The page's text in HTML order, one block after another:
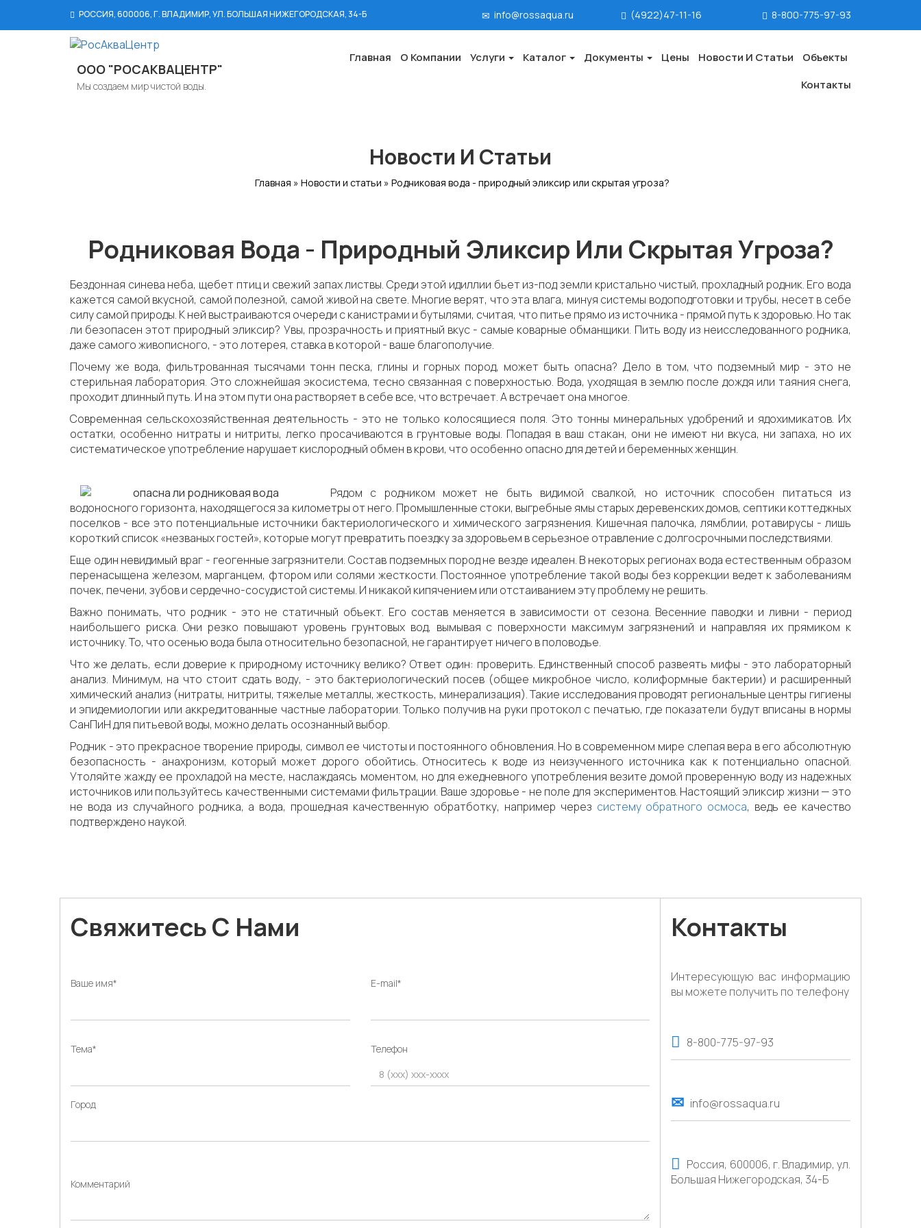
РОССИЯ, 600006, Г. ВЛАДИМИР, УЛ. БОЛЬШАЯ НИЖЕГОРОДСКАЯ, 34-Б info@rossaqua.ru (4922)47-11-16 8-800-775-97-93
ООО "РОСАКВАЦЕНТР"
Мы создаем мир чистой воды.
Главная О Компании Услуги Каталог Документы Цены Новости И Статьи
Объекты
Контакты
Новости И Статьи
Главная » Новости и статьи » Родниковая вода - природный эликсир или скрытая угроза?
Родниковая Вода - Природный Эликсир Или Скрытая Угроза?
Бездонная синева неба, щебет птиц и свежий запах листвы. Среди этой идиллии бьет из-под земли кристально чистый, прохладный родник. Его вода
кажется самой вкусной, самой полезной, самой живой на свете. Многие верят, что эта влага, минуя системы водоподготовки и трубы, несет в себе
силу самой природы. К ней выстраиваются очереди с канистрами и бутылями, считая, что питье прямо из источника - прямой путь к здоровью. Но так
ли безопасен этот природный эликсир? Увы, прозрачность и приятный вкус - самые коварные обманщики. Пить воду из неисследованного родника,
даже самого живописного, - это лотерея, ставка в которой - ваше благополучие.
Почему же вода, фильтрованная тысячами тонн песка, глины и горных пород, может быть опасна? Дело в том, что подземный мир - это не
стерильная лаборатория. Это сложнейшая экосистема, тесно связанная с поверхностью. Вода, уходящая в землю после дождя или таяния снега,
проходит длинный путь. И на этом пути она растворяет в себе все, что встречает. А встречает она многое.
Современная сельскохозяйственная деятельность - это не только колосящиеся поля. Это тонны минеральных удобрений и ядохимикатов. Их
остатки, особенно нитраты и нитриты, легко просачиваются в грунтовые воды. Попадая в ваш стакан, они не имеют ни вкуса, ни запаха, но их
систематическое употребление нарушает кислородный обмен в крови, что особенно опасно для детей и беременных женщин.
Рядом с родником может не быть видимой свалкой, но источник способен питаться из
водоносного горизонта, находящегося за километры от него. Промышленные стоки, выгребные ямы старых деревенских домов, септики коттеджных
поселков - все это потенциальные источники бактериологического и химического загрязнения. Кишечная палочка, лямблии, ротавирусы - лишь
короткий список «незваных гостей», которые могут превратить поездку за здоровьем в серьезное отравление с долгосрочными последствиями.
Еще один невидимый враг - геогенные загрязнители. Состав подземных пород не везде идеален. В некоторых регионах вода естественным образом
перенасыщена железом, марганцем, фтором или солями жесткости. Постоянное употребление такой воды без коррекции ведет к заболеваниям
почек, печени, зубов и сердечно-сосудистой системы. И никакой кипячением или отстаиванием эту проблему не решить.
Важно понимать, что родник - это не статичный объект. Его состав меняется в зависимости от сезона. Весенние паводки и ливни - период
наибольшего риска. Они резко повышают уровень грунтовых вод, вымывая с поверхности максимум загрязнений и направляя их прямиком к
источнику. То, что осенью вода была относительно безопасной, не гарантирует ничего в половодье.
Что же делать, если доверие к природному источнику велико? Ответ один: проверить. Единственный способ развеять мифы - это лабораторный
анализ. Минимум, на что стоит сдать воду, - это бактериологический посев (общее микробное число, колиформные бактерии) и расширенный
химический анализ (нитраты, нитриты, тяжелые металлы, жесткость, минерализация). Такие исследования проводят региональные центры гигиены
и эпидемиологии или аккредитованные частные лаборатории. Только получив на руки протокол с печатью, где показатели будут вписаны в нормы
СанПиН для питьевой воды, можно делать осознанный выбор.
Родник - это прекрасное творение природы, символ ее чистоты и постоянного обновления. Но в современном мире слепая вера в его абсолютную
безопасность - анахронизм, который может дорого обойтись. Относитесь к воде из неизученного источника как к потенциально опасной.
Утоляйте жажду ее прохладой на месте, наслаждаясь моментом, но для ежедневного употребления везите домой проверенную воду из надежных
источников или пользуйтесь качественными системами фильтрации. Ваше здоровье - не поле для экспериментов. Настоящий эликсир жизни — это
не вода из случайного родника, а вода, прошедная качественную обратботку, например через систему обратного осмоса, ведь ее качество
подтверждено наукой.
Свяжитесь С Нами
Ваше имя* E-mail*
Тема* Телефон
Город
Комментарий
Контакты
Интересующую вас информацию
вы можете получить по телефону
8-800-775-97-93
info@rossaqua.ru
Россия, 600006, г. Владимир, ул.
Большая Нижегородская, 34-Б